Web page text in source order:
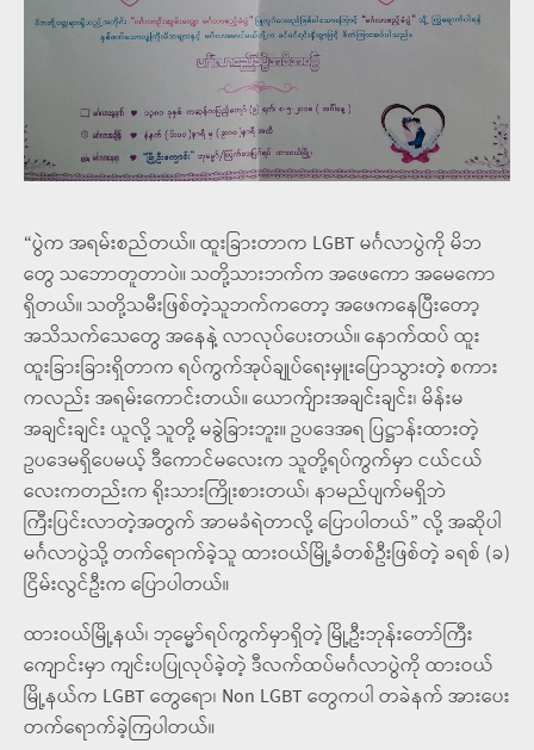
“ပွဲက အရမ်းစည်တယ်။ ထူးခြားတာက LGBT မင်္ဂလာပွဲကို မိဘ
တွေ သဘောတူတာပဲ။ သတို့သားဘက်က အဖေကော အမေကော
ရှိတယ်။ သတို့သမီးဖြစ်တဲ့သူဘက်ကတော့ အဖေကနေပြီးတော့
အသိသက်သေတွေ အနေနဲ့ လာလုပ်ပေးတယ်။ နောက်ထပ် ထူး
ထူးခြားခြားရှိတာက ရပ်ကွက်အုပ်ချုပ်ရေးမှူးပြောသွားတဲ့ စကား
ကလည်း အရမ်းကောင်းတယ်။ ယောက်ျားအချင်းချင်း၊ မိန်းမ
အချင်းချင်း ယူလို့ သူတို့ မခွဲခြားဘူး။ ဥပဒေအရ ပြဋ္ဌာန်းထားတဲ့
ဥပဒေမရှိပေမယ့် ဒီကောင်မလေးက သူတို့ရပ်ကွက်မှာ ငယ်ငယ်
လေးကတည်းက ရိုးသားကြိုးစားတယ်၊ နာမည်ပျက်မရှိဘဲ
ကြီးပြင်းလာတဲ့အတွက် အာမခံရဲတာလို့ ပြောပါတယ်” လို့ အဆိုပါ
မင်္ဂလာပွဲသို့ တက်ရောက်ခဲ့သူ ထားဝယ်မြို့ခံတစ်ဦးဖြစ်တဲ့ ခရစ် (ခ)
ငြိမ်းလွင်ဦးက ပြောပါတယ်။
ထားဝယ်မြို့နယ်၊ ဘုမ္မော်ရပ်ကွက်မှာရှိတဲ့ မြို့ဦးဘုန်းတော်ကြီး
ကျောင်းမှာ ကျင်းပပြုလုပ်ခဲ့တဲ့ ဒီလက်ထပ်မင်္ဂလာပွဲကို ထားဝယ်
မြို့နယ်က LGBT တွေရော၊ Non LGBT တွေကပါ တခဲနက် အားပေး
တက်ရောက်ခဲ့ကြပါတယ်။